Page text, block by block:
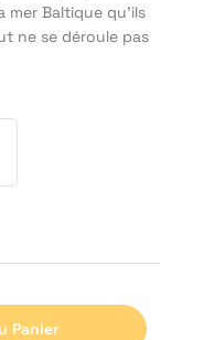
mer Baltique qu’ils
ne se déroule pas
Panier